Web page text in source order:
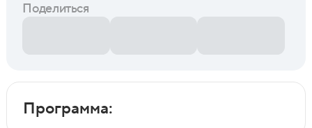
Поделиться
Программа: